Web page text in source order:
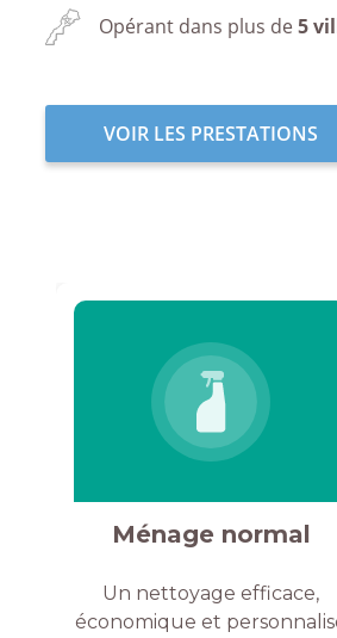
Opérant dans plus de5
VOIR LES PRESTATIONS
Ménage normal
Un nettoyage efficace,
économique et